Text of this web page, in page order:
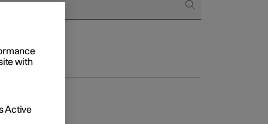
en nature
with
Active